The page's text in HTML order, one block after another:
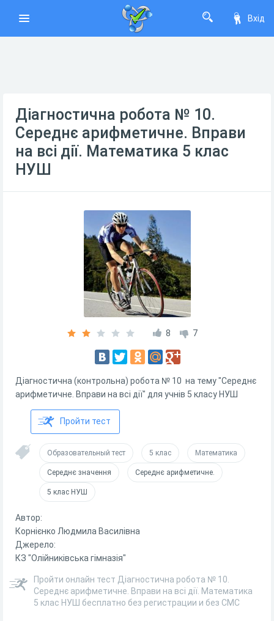
Вхід
Діагностична робота № 10.
Середнє арифметичне. Вправи
на всі дії. Математика 5 клас
НУШ
8 7
Діагностична (контрольна) робота № 10 на тему "Середнє
арифметичне. Вправи на всі дії" для учнів 5 класу НУШ
Пройти тест
Образовательный тест 5 клас Математика
Середнє значення Середнє арифметичне.
5 клас НУШ
Автор:
Корнієнко Людмила Василівна
Джерело:
КЗ "Олійниківська гімназія"
Пройти онлайн тест Діагностична робота № 10.
Середнє арифметичне. Вправи на всі дії. Математика
5 клас НУШ бесплатно без регистрации и без СМС